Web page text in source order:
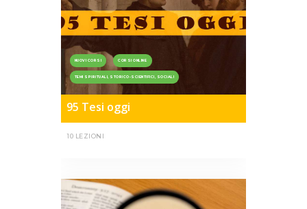
NUOVI CORSI CORSI ONLINE
TEMI SPIRITUALI, STORICO-SCIENTIFICI, SOCIALI
95 Tesi oggi
10 LEZIONI